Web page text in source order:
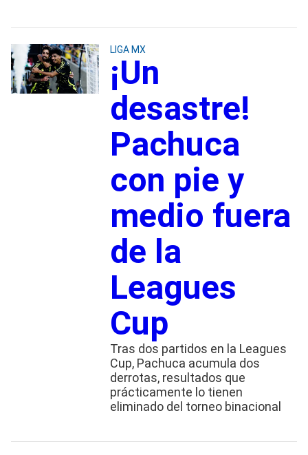
LIGA MX
¡Un
desastre!
Pachuca
con pie y
medio fuera
de la
Leagues
Cup
Tras dos partidos en la Leagues
Cup, Pachuca acumula dos
derrotas, resultados que
prácticamente lo tienen
eliminado del torneo binacional